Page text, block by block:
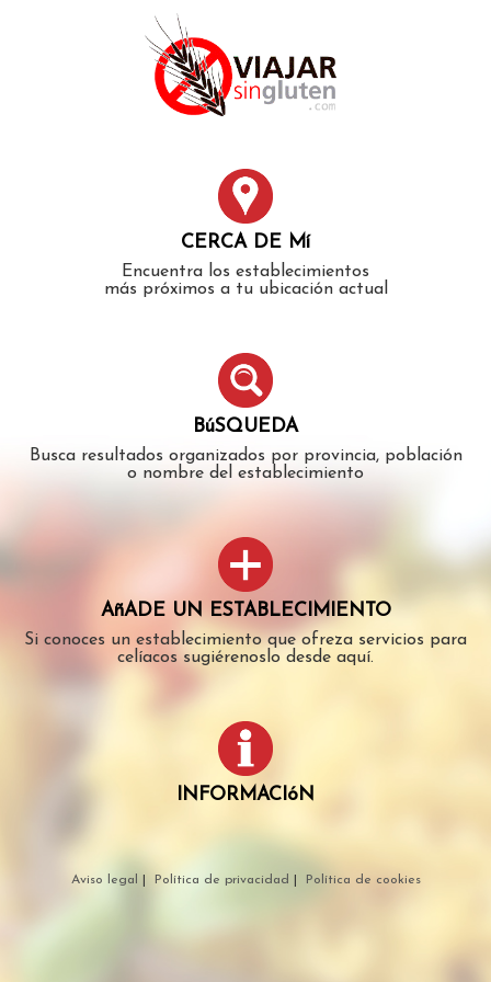
CERCA DE Mí
Encuentra los establecimientos
más próximos a tu ubicación actual
BúSQUEDA
Busca resultados organizados por provincia, población
o nombre del establecimiento
AñADE UN ESTABLECIMIENTO
Si conoces un establecimiento que ofreza servicios para
celíacos sugiérenoslo desde aquí.
INFORMACIóN
Aviso legal Política de privacidad Política de cookies
authorized to show the cookie declaration for domain group
ID 546ddaab-b478-4440-aa8a-3b0205284212. Please add it to
the domain group in the Cookiebot Manager to authorize